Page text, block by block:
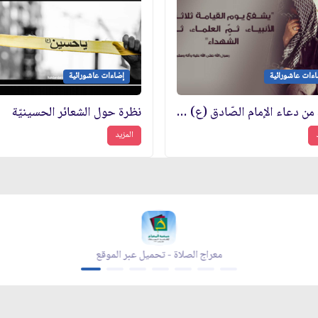
عاشورائية
فوائد من دعاء الإمام الصّادق (ع) لزوّار جدّه الإمام الحسين (ع)
إضاءات عاشورائية
نظرة حول الشعائر الحسينيّة
المزيد
معراج الصلاة - تحميل عبر الموقع